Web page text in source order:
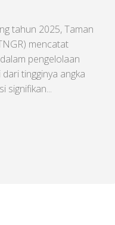
tahun 2025, Taman
mencatat
pengelolaan
tingginya angka
signifikan...